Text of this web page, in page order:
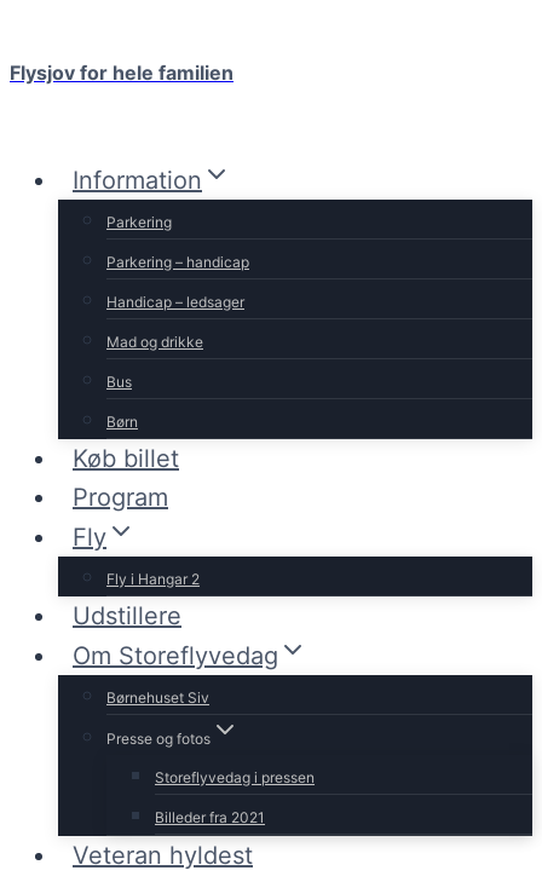
til
Flysjov for hele familien
Information
Parkering
Parkering – handicap
Handicap – ledsager
Mad og drikke
Bus
Børn
Køb billet
Program
Fly
Fly i Hangar 2
Udstillere
Om Storeflyvedag
Børnehuset Siv
Presse og fotos
Storeflyvedag i pressen
Billeder fra 2021
Veteran hyldest